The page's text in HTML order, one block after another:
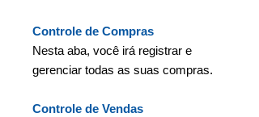
Controle de Compras
Nesta aba, você irá registrar e
gerenciar todas as suas compras.
Controle de Vendas